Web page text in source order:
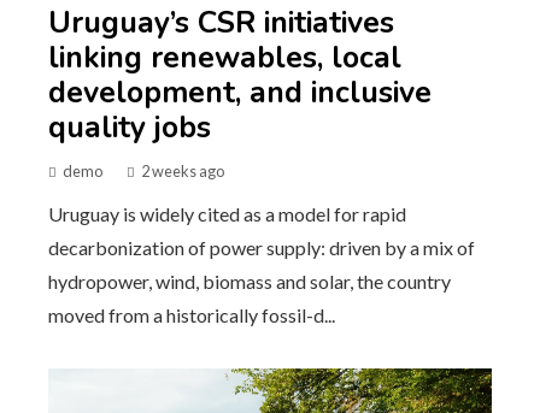
Uruguay’s CSR initiatives
linking renewables, local
development, and inclusive
quality jobs
demo 2 weeks ago
Uruguay is widely cited as a model for rapid
decarbonization of power supply: driven by a mix of
hydropower, wind, biomass and solar, the country
moved from a historically fossil-d...